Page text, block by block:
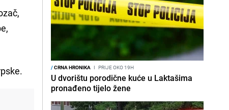
/CRNA HRONIKA I PRIJE OKO 19H
U dvorištu porodične kuće u Laktašima
pronađeno tijelo žene